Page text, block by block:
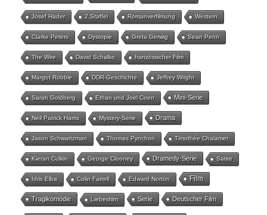
Josef Hader 2.Staffel Romanverfilmung Western
Clarke Peters Dystopie Greta Gerwig Sean Penn
The Wire David Schalko französischer Film
Margot Robbie DDR-Geschichte Jeffrey Wright
Sarah Goldberg Ethan und Joel Coen Mini-Serie
Neil Patrick Harris Mystery-Serie Drama
Jason Schwartzman Thomas Pynchon Timothée Chalamet
Kieran Culkin George Clooney Dramedy-Serie Satire
Idris Elba Colin Farrell Edward Norton Film
Tragikomödie Liebesfilm Serie Deutscher Film